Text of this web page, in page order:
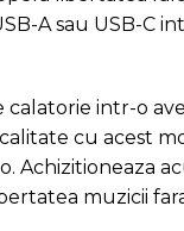
A sau USB-C
calatorie intr-o
cu acest
Achizitioneaza
muzicii